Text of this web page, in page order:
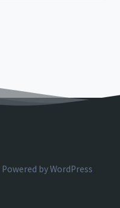
Powered by WordPress